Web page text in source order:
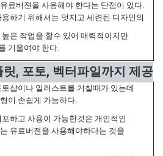
료버젼을 사용해야 한다는 단점이 있다.
하기 위해서는 멋지고 세련된 디자인의
은 작업을 할수 있어 매력적이지만
기울여야 한다.
, 포토, 벡터파일까지 제공
샵이나 일러스트를 거칠때가 있는데
이 손쉽게 가능하다.
하고 사용이 가능한것은 개인적인
유료버젼을 사용해야하다는 것을